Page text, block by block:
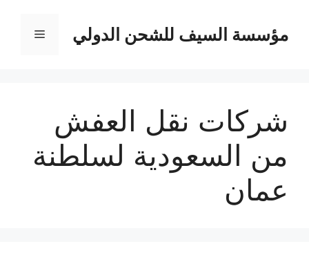
المحتوىمؤسسة السيف للشحن الدولي القائمة
شركات نقل العفش
من السعودية لسلطنة
عمان